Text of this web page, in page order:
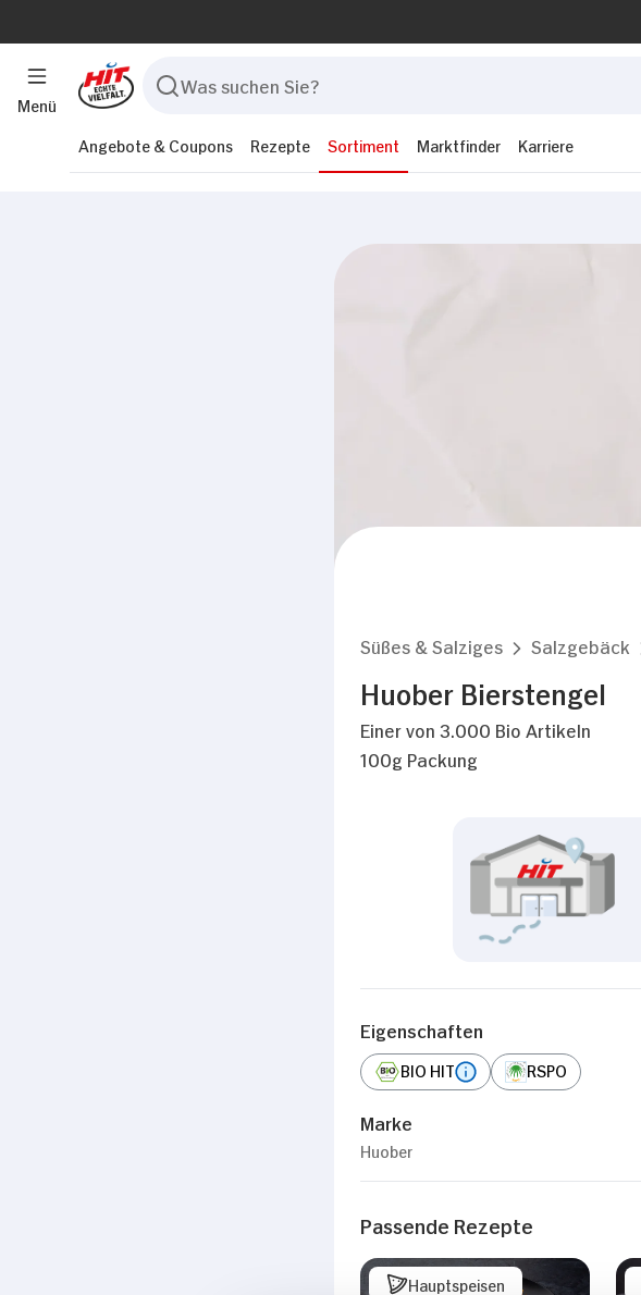
Menü
Angebote & Coupons Rezepte Sortiment Marktfinder Karriere
Süßes & Salziges Salzgebäck
Huober Bierstengel
Einer von 3.000 Bio Artikeln
100g Packung
Eigenschaften
BIO HIT RSPO
Marke
Huober
Passende Rezepte
Hauptspeisen